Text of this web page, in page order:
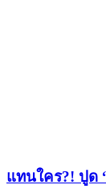
แทนใคร?! ปูด